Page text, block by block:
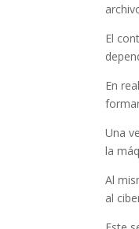
El
En
Una
la
Al
al